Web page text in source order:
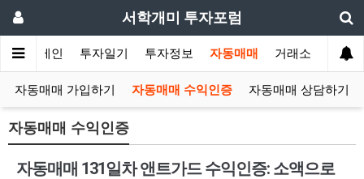
서학개미 투자포럼
메인 투자일기 투자정보 자동매매 거래소
자동매매 가입하기 자동매매 수익인증 자동매매 상담하기
자동매매 수익인증
자동매매 131일차 앤트가드 수익인증: 소액으로